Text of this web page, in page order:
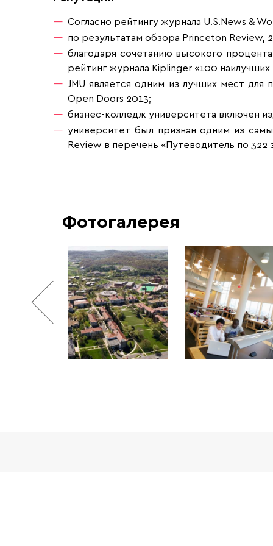
Согласно рейтингу журнала U.S.News &
по результатам обзора Princeton Review,
благодаря сочетанию высокого
рейтинг журнала Kiplinger «100
JMU является одним из лучших мест
Open Doors 2013;
бизнес-колледж университета включен
университет был признан одним из
Review в перечень «Путеводитель по 322
Фотогалерея